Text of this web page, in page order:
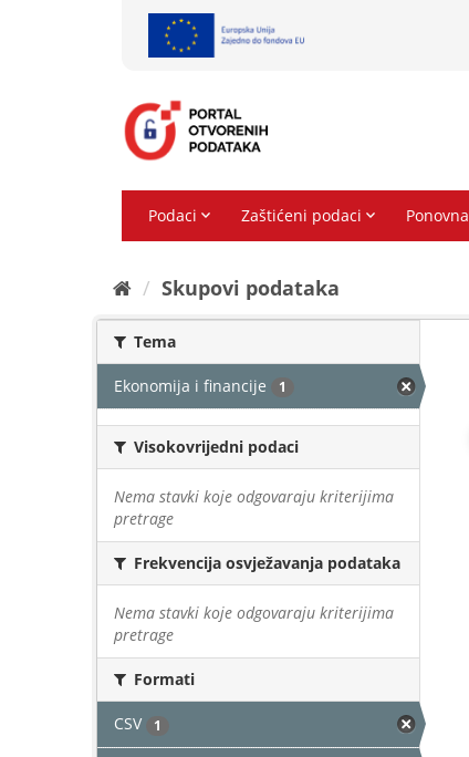
Skupovi podаtаkа
Tema
Ekonomija i financije 1
Visokovrijedni podaci
Nema stavki koje odgovaraju kriterijima
pretrage
Frekvencija osvježavanja podataka
Nema stavki koje odgovaraju kriterijima
pretrage
Formati
CSV 1